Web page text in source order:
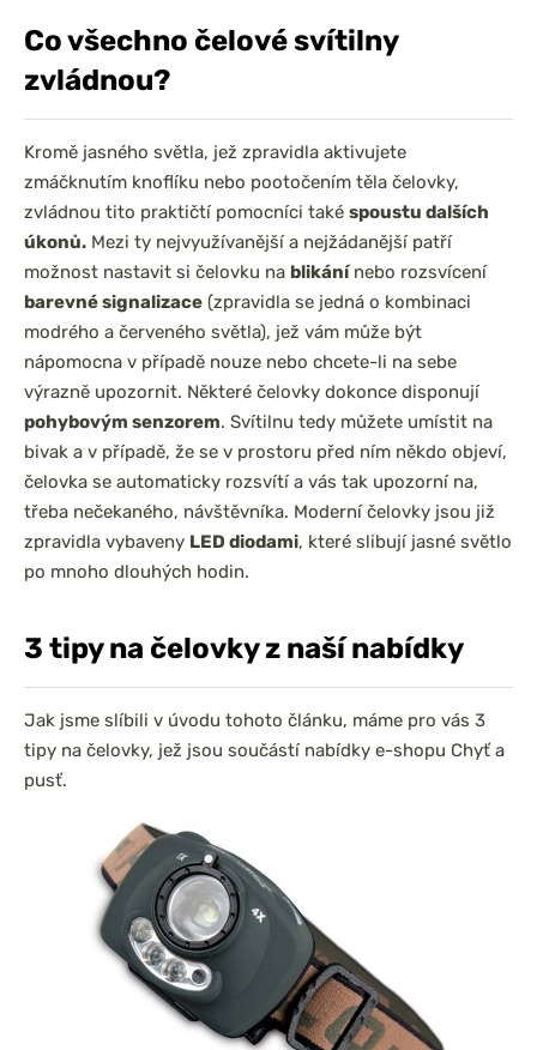
Co všechno čelové svítilny
zvládnou?
Kromě jasného světla, jež zpravidla aktivujete
zmáčknutím knoflíku nebo pootočením těla čelovky,
zvládnou tito praktičtí pomocníci také spoustu dalších
úkonů. Mezi ty nejvyužívanější a nejžádanější patří
možnost nastavit si čelovku na blikánínebo rozsvícení
barevné signalizace (zpravidla se jedná o kombinaci
modrého a červeného světla), jež vám může být
nápomocna v případě nouze nebo chcete-li na sebe
výrazně upozornit. Některé čelovky dokonce disponují
pohybovým senzorem. Svítilnu tedy můžete umístit na
bivak a v případě, že se v prostoru před ním někdo objeví,
čelovka se automaticky rozsvítí a vás tak upozorní na,
třeba nečekaného, návštěvníka. Moderní čelovky jsou již
zpravidla vybaveny LED diodami, které slibují jasné světlo
po mnoho dlouhých hodin.
3 tipy na čelovky z naší nabídky
Jak jsme slíbili v úvodu tohoto článku, máme pro vás 3
tipy na čelovky, jež jsou součástí nabídky e-shopu Chyť a
pusť.